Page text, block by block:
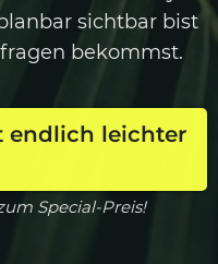
sichtbar bist
bekommst.
endlich leichter
Special-Preis!